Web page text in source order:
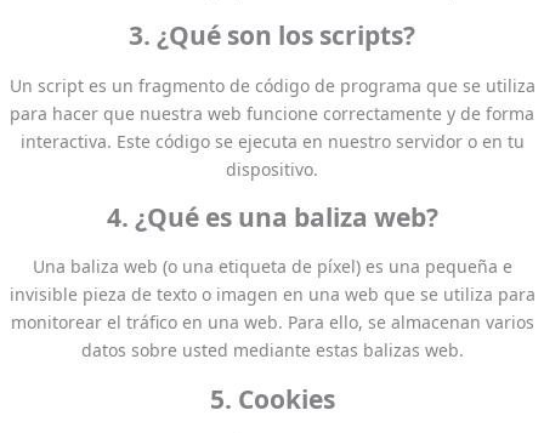
3. ¿Qué son los scripts?
Un script es un fragmento de código de programa que se utiliza
para hacer que nuestra web funcione correctamente y de forma
interactiva. Este código se ejecuta en nuestro servidor o en tu
dispositivo.
4. ¿Qué es una baliza web?
Una baliza web (o una etiqueta de píxel) es una pequeña e
invisible pieza de texto o imagen en una web que se utiliza para
monitorear el tráfico en una web. Para ello, se almacenan varios
datos sobre usted mediante estas balizas web.
5. Cookies